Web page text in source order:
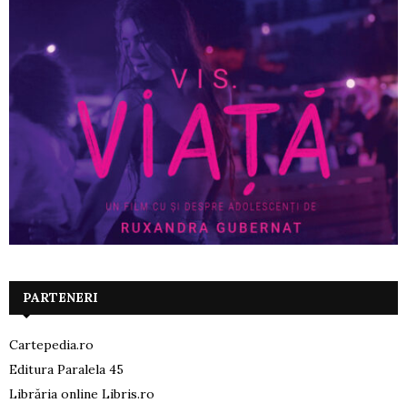
PARTENERI
Cartepedia.ro
Editura Paralela 45
Librăria online Libris.ro